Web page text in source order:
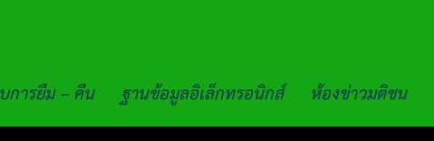
การยืม – คืน ฐานข้อมูลอิเล็กทรอนิกส์ ห้องข่าวมติชน